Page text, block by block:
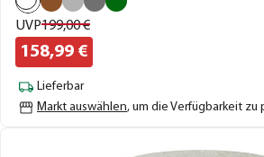
UVP199,00€
158,99 €
Lieferbar
Markt auswählen, um die Verfügbarkeit zu